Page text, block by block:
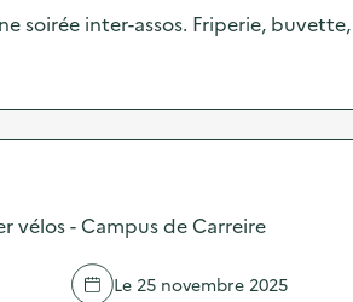
soirée inter-assos. Friperie,
vélos - Campus de Carreire
Le 25 novembre 2025